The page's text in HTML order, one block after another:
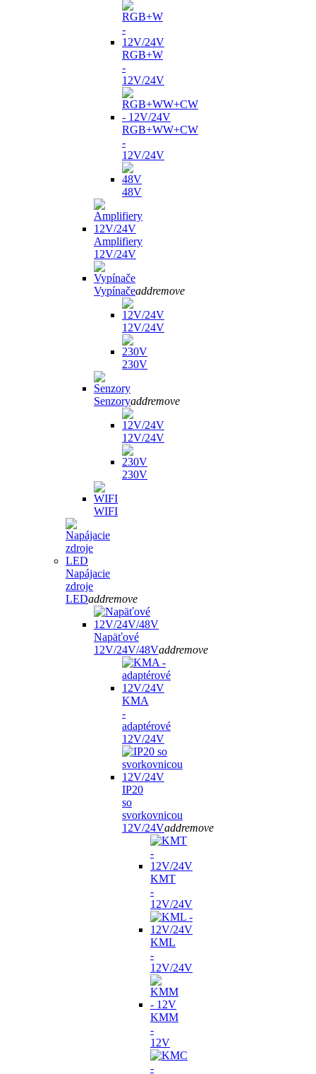
RGB+W
-
12V/24V
RGB+WW+CW
-
12V/24V
48V
Amplifiery
12V/24V
Vypínačeaddremove
12V/24V
230V
Senzoryaddremove
12V/24V
230V
WIFI
Napájacie
zdroje
LEDaddremove
Napäťové
12V/24V/48Vaddremove
KMA
-
adaptérové
12V/24V
IP20
so
svorkovnicou
12V/24Vaddremove
KMT
-
12V/24V
KML
-
12V/24V
KMM
-
12V